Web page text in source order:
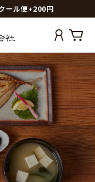
ール便+200円